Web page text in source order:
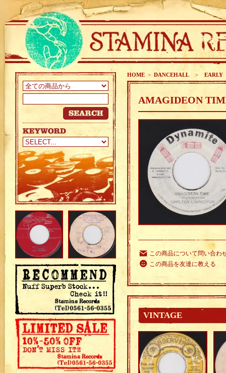
HOME > DANCEHALL > EARLY
AMAGIDEON
この商品について問い合わ
この商品を友達に教える
VINTAGE